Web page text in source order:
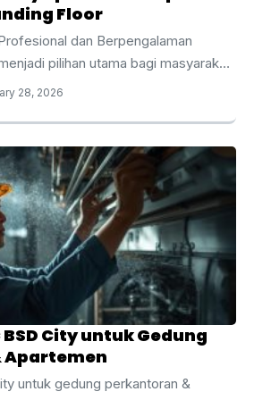
Floor
dan Berpengalaman
pilihan utama bagi masyarakat
servis, perawatan, instalasi,
yang sangat pesat. Mulai dari
ruko, perkantoran, hingga
membutuhkan sistem
optimal. Oleh karena itu,
yang berpengalaman dan memahami
split, cassette, dan standing floor
28, 2026
City untuk Gedung
Apartemen
untuk gedung perkantoran &